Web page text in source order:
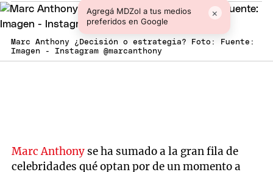
Agregá MDZol a tus medios
preferidos en Google
×
Marc Anthony ¿Decisión o estrategia? Foto: Fuente:
Imagen - Instagram @marcanthony
Marc Anthony se ha sumado a la gran fila de
celebridades qué optan por de un momento a